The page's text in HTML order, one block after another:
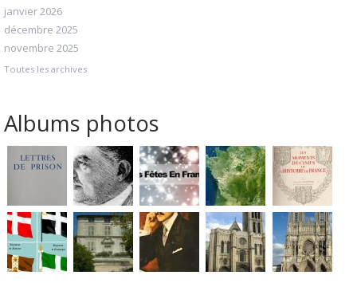
janvier 2026
décembre 2025
novembre 2025
Toutes les archives
Albums photos